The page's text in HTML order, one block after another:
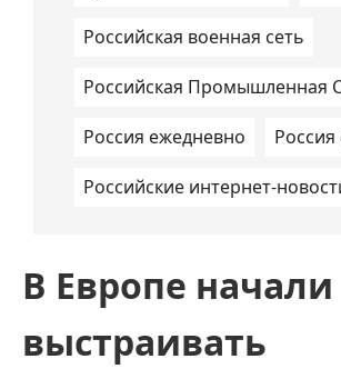
Российская военная сеть
Российская Промышленная
Россия ежедневно
Российские интернет-
В Европе начали
выстраивать